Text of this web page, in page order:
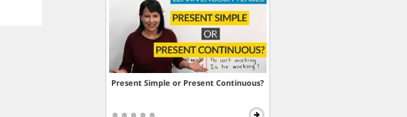
Present Simple or Present Continuous?